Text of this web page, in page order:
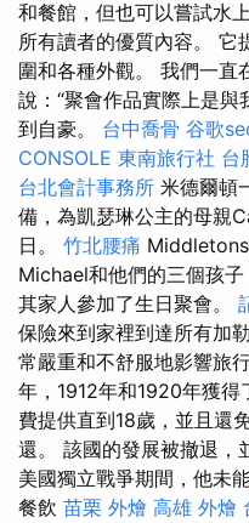
和餐館，但也可以嘗試水
所有讀者的優質內容。 它
圍和各種外觀。 我們一直
說：“聚會作品實際上是
到自豪。 台中喬骨 谷歌
CONSOLE 東南旅行社 台
台北會計事務所 米德爾頓
備，為凱瑟琳公主的母親
日。 竹北腰痛
Michael和他們的三個孩
其家人參加了生日聚會。
保險來到家裡到達所有加
常嚴重和不舒服地影響旅
年，1912年和1920年獲
費提供直到18歲，並且還
還。 該國的發展被撤退，
美國獨立戰爭期間，他未
餐飲 苗栗 外燴 高雄 外燴